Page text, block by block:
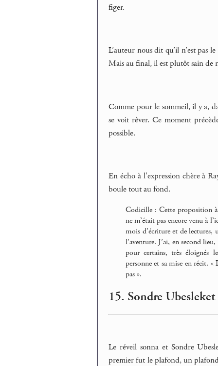
figer.
L’auteur nous dit qu’il n’est pas
Mais au final, il est plutôt sain de
Comme pour le sommeil, il y a,
se voit rêver. Ce moment
possible.
En écho à l’expression chère à
boule tout au fond.
Codicille : Cette proposition à
ne m’était pas encore venu à
mois d’écriture et de
l’aventure. J’ai, en second
pour certains, très éloignés
personne et sa mise en récit.
pas ».
15. Sondre Ubesleket
Le réveil sonna et Sondre
premier fut le plafond, un